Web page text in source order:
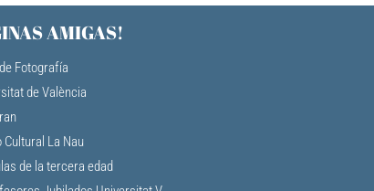
AMIGAS!
Fotografía
de València
Cultural La Nau
de la tercera edad